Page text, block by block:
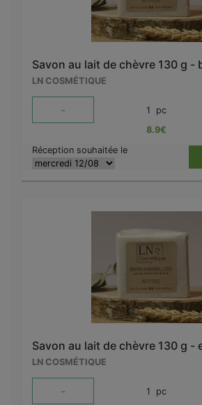
Savon au lait de chèvre 130 g -
LN COSMÉTIQUE
- 1 pc
8.9€
Réception souhaitée le
Savon au lait de chèvre 130 g -
LN COSMÉTIQUE
- 1 pc